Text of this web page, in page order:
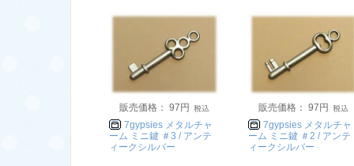
販売価格： 97円
7gypsies メタルチャ
ーム ミニ鍵 ＃3 / アンテ
ィークシルバー
販売価格： 97円
7gypsies メタルチャ
ーム ミニ鍵 ＃2 / アンテ
ィークシルバー